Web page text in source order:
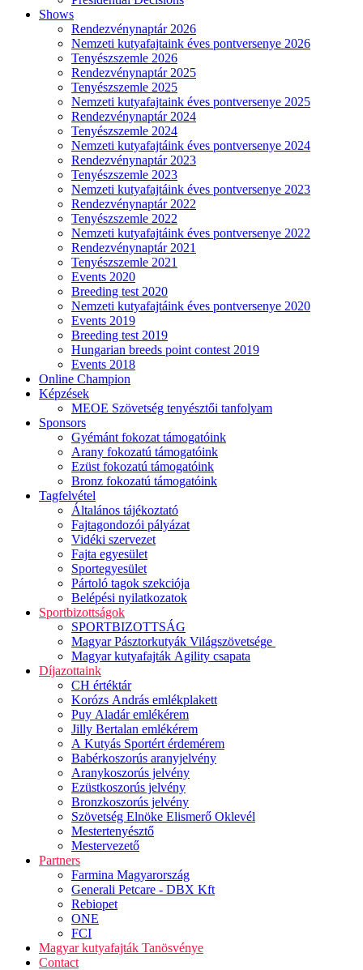
Shows
Rendezvénynaptár 2026
Nemzeti kutyafajtaink éves pontversenye 2026
Tenyészszemle 2026
Rendezvénynaptár 2025
Tenyészszemle 2025
Nemzeti kutyafajtaink éves pontversenye 2025
Rendezvénynaptár 2024
Tenyészszemle 2024
Nemzeti kutyafajtáink éves pontversenye 2024
Rendezvénynaptár 2023
Tenyészszemle 2023
Nemzeti kutyafajtáink éves pontversenye 2023
Rendezvénynaptár 2022
Tenyészszemle 2022
Nemzeti kutyafajtáink éves pontversenye 2022
Rendezvénynaptár 2021
Tenyészszemle 2021
Events 2020
Breeding test 2020
Nemzeti kutyafajtáink éves pontversenye 2020
Events 2019
Breeding test 2019
Hungarian breeds point contest 2019
Events 2018
Online Champion
Képzések
MEOE Szövetség tenyésztői tanfolyam
Sponsors
Gyémánt fokozat támogatóink
Arany fokozatú támogatóink
Ezüst fokozatú támogatóink
Bronz fokozatú támogatóink
Tagfelvétel
Általános tájékoztató
Fajtagondozói pályázat
Vidéki szervezet
Fajta egyesület
Sportegyesület
Pártoló tagok szekciója
Belépési nyilatkozatok
Sportbizottságok
SPORTBIZOTTSÁG
Magyar Pásztorkutyák Világszövetsége
Magyar kutyafajták Agility csapata
Díjazottaink
CH értéktár
Korózs András emlékplakett
Puy Aladár emlékérem
Jilly Bertalan emlékérem
A Kutyás Sportért érdemérem
Babérkoszorús aranyjelvény
Aranykoszorús jelvény
Ezüstkoszorús jelvény
Bronzkoszorús jelvény
Szövetség Elnöke Elismerő Oklevél
Mestertenyésztő
Mestervezető
Partners
Farmina Magyarország
Generali Petcare - DBX Kft
Rebiopet
ONE
FCI
Magyar kutyafajták Tanösvénye
Contact